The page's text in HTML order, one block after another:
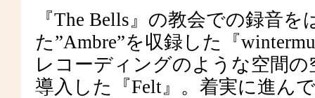
『The Bells』の教会での録音
た”Ambre”を収録した『
レコーディングのような空間
導入した『Felt』。着実に進ん